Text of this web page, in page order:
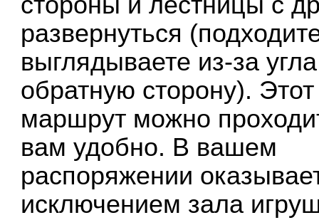
развернуться
выглядываете из-за
обратную сторону). Этот
маршрут можно
вам удобно. В вашем
распоряжении
исключением зала